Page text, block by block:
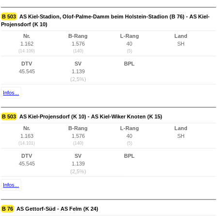
B 503 AS Kiel-Stadion, Olof-Palme-Damm beim Holstein-Stadion (B 76) - AS Kiel-
Projensdorf (K 10)
Nr.
1.162
(14.100)
B-Rang
1.576
(140)
L-Rang
40
(5)
Land
SH
DTV
45.545
SV
1.139
(2,5%)
BPL
Infos...
B 503 AS Kiel-Projensdorf (K 10) - AS Kiel-Wiker Knoten (K 15)
Nr.
1.163
(14.101)
B-Rang
1.576
(140)
L-Rang
40
(5)
Land
SH
DTV
45.545
SV
1.139
(2,5%)
BPL
Infos...
B 76 AS Gettorf-Süd - AS Felm (K 24)